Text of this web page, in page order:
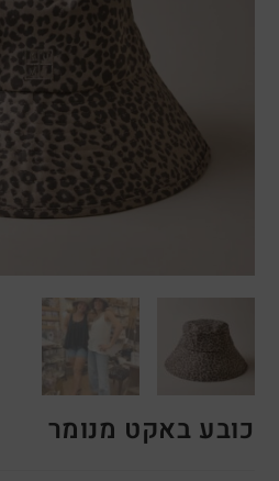
כובע באקט מנומר